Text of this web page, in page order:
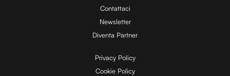
d
e
Contattaci
Newsletter
Diventa Partner
Privacy Policy
Cookie Policy